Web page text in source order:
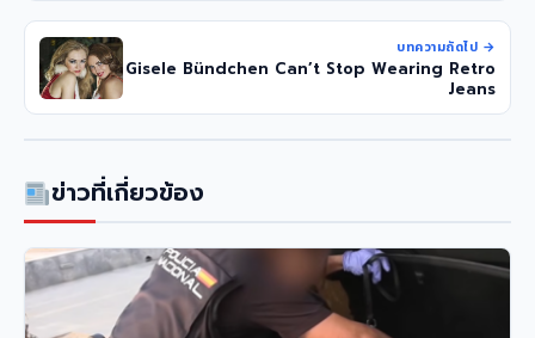
บทความถัดไป →
Gisele Bündchen Can’t Stop Wearing Retro
Jeans
ข่าวที่เกี่ยวข้อง